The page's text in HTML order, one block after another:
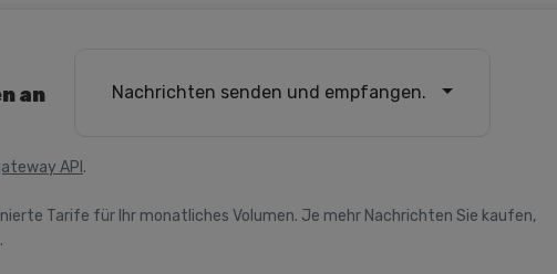
an Nachrichten senden und empfangen.
API .
Tarife für Ihr monatliches Volumen. Je mehr Nachrichten Sie kaufen,